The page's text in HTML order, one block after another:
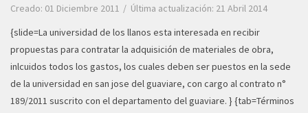
Creado: 01 Diciembre 2011
Última actualización: 21 Abril 2014
{slide=La universidad de los llanos esta interesada en recibir
propuestas para contratar la adquisición de materiales de obra,
inlcuidos todos los gastos, los cuales deben ser puestos en la sede
de la universidad en san jose del guaviare, con cargo al contrato n°
189/2011 suscrito con el departamento del guaviare. } {tab=Términos